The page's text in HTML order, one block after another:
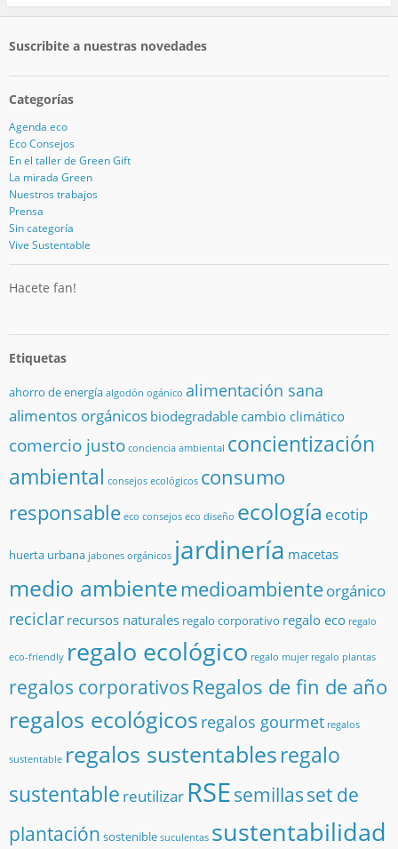
Suscribite a nuestras novedades
Categorías
Agenda eco
Eco Consejos
En el taller de Green Gift
La mirada Green
Nuestros trabajos
Prensa
Sin categoría
Vive Sustentable
Hacete fan!
Etiquetas
ahorro de energía algodón ogánico alimentación sana
alimentos orgánicos biodegradable cambio climático
comercio justo conciencia ambiental concientización
ambiental consejos ecológicos consumo
responsable eco consejos eco diseño ecología ecotip
huerta urbana jabones orgánicos jardinería macetas
medio ambientemedioambienteorgánico
reciclar recursos naturales regalo corporativo regalo eco regalo
eco-friendly regalo ecológico regalo mujer regalo plantas
regalos corporativos Regalos de fin de año
regalos ecológicos regalos gourmet regalos
sustentable regalos sustentablesregalo
sustentable reutilizar RSEsemillasset de
plantación sostenible suculentas sustentabilidad